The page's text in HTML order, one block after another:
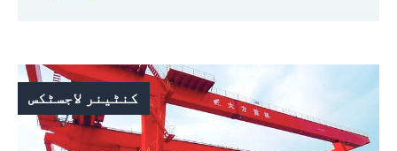
کنٹینر لاجسٹکس